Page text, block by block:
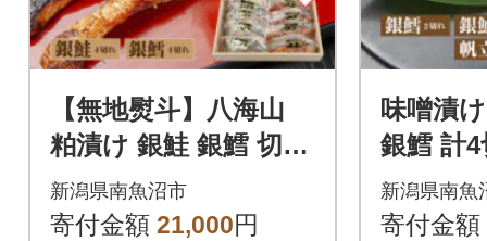
【無地熨斗】八海山
粕漬け 銀鮭 銀鱈 切り
身 計8切れ 漬け魚 新
潟県 南魚沼市 3
新潟県南魚沼市
寄付金額 21,000円
味噌漬
銀鱈 計
個入り
県 南魚
新潟県南魚
寄付金額